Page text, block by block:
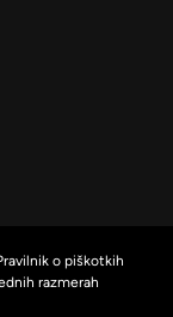
o piškotkih
razmerah